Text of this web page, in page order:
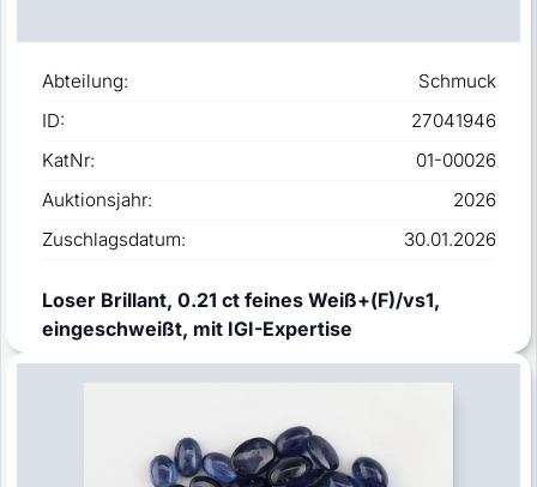
Abteilung:
Schmuck
ID:
27041946
KatNr:
01-00026
Auktionsjahr:
2026
Zuschlagsdatum:
30.01.2026
Loser Brillant, 0.21 ct feines Weiß+(F)/vs1,
eingeschweißt, mit IGI-Expertise